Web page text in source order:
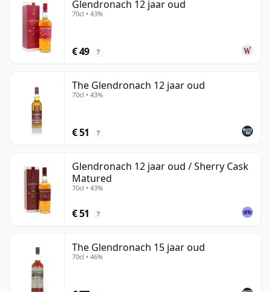
Glendronach 12 jaar oud
70cl • 43%
€ 49 ?
The Glendronach 12 jaar oud
70cl • 43%
€ 51 ?
Glendronach 12 jaar oud / Sherry Cask
Matured
70cl • 43%
€ 51 ?
The Glendronach 15 jaar oud
70cl • 46%